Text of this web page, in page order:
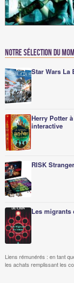
Notre sélection du
Star Wars La
Herry Potter
interactive
RISK
Les migrants
Liens rémunérés : en tant
les achats remplissant les